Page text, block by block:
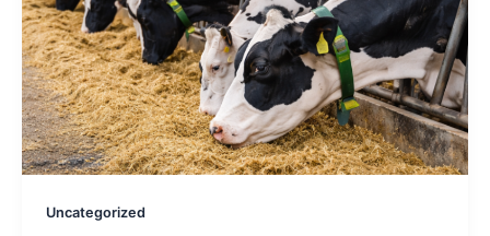
Uncategorized